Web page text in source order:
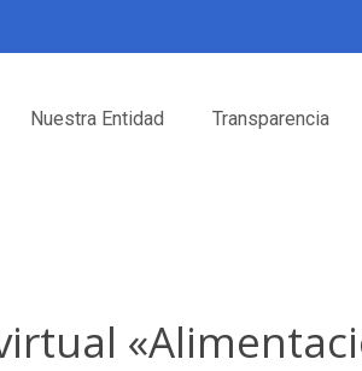
Nuestra Entidad Transparencia